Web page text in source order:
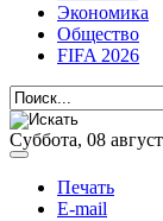
Экономика
Общество
FIFA 2026
Суббота, 08
Печать
E-mail